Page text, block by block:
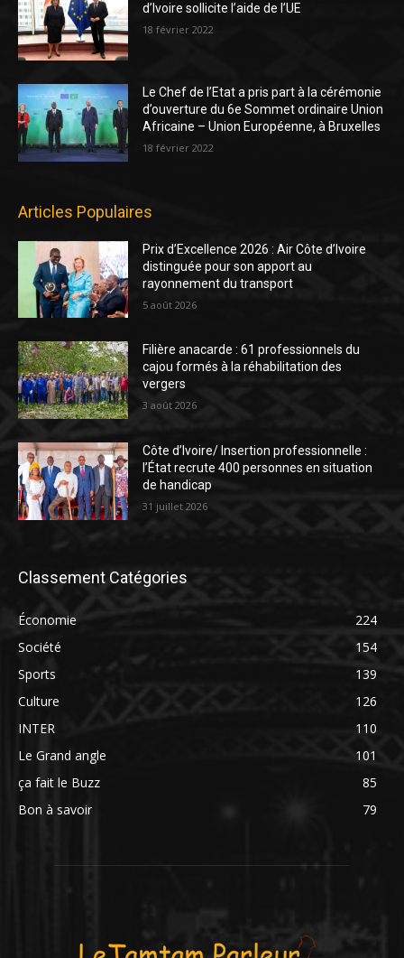
d’Ivoire sollicite l’aide de l’UE
18 février 2022
Le Chef de l’Etat a pris part à la cérémonie
d’ouverture du 6e Sommet ordinaire Union
Africaine – Union Européenne, à Bruxelles
18 février 2022
Articles Populaires
Prix d’Excellence 2026 : Air Côte d’Ivoire
distinguée pour son apport au
rayonnement du transport
5 août 2026
Filière anacarde : 61 professionnels du
cajou formés à la réhabilitation des
vergers
3 août 2026
Côte d’Ivoire/ Insertion professionnelle :
l’État recrute 400 personnes en situation
de handicap
31 juillet 2026
Classement Catégories
Économie
224
Société
154
Sports
139
Culture
126
INTER
110
Le Grand angle
101
ça fait le Buzz
85
Bon à savoir
79